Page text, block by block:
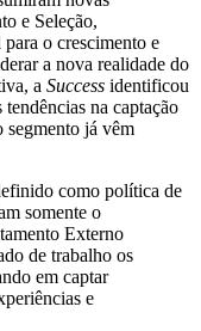
e Seleção,
o crescimento e
a nova realidade do
a Success identificou
na captação
segmento já vêm
como política de
somente o
Externo
de trabalho os
em captar
e